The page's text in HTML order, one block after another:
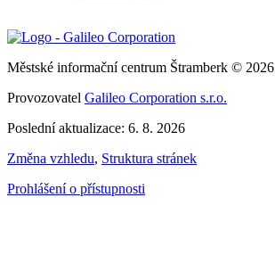
Městské informační centrum Štramberk © 2026
Provozovatel Galileo Corporation s.r.o.
Poslední aktualizace: 6. 8. 2026
Změna vzhledu, Struktura stránek
Prohlášení o přístupnosti